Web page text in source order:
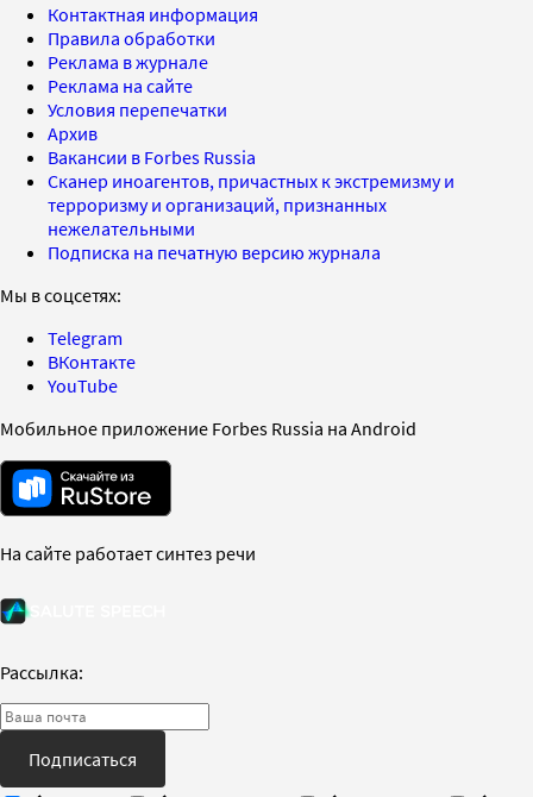
Контактная информация
Правила обработки
Реклама в журнале
Реклама на сайте
Условия перепечатки
Архив
Вакансии в Forbes Russia
Сканер иноагентов, причастных к экстремизму и
терроризму и организаций, признанных
нежелательными
Подписка на печатную версию журнала
Мы в соцсетях:
Telegram
ВКонтакте
YouTube
Мобильное приложение Forbes Russia на Android
На сайте работает синтез речи
Рассылка:
Подписаться